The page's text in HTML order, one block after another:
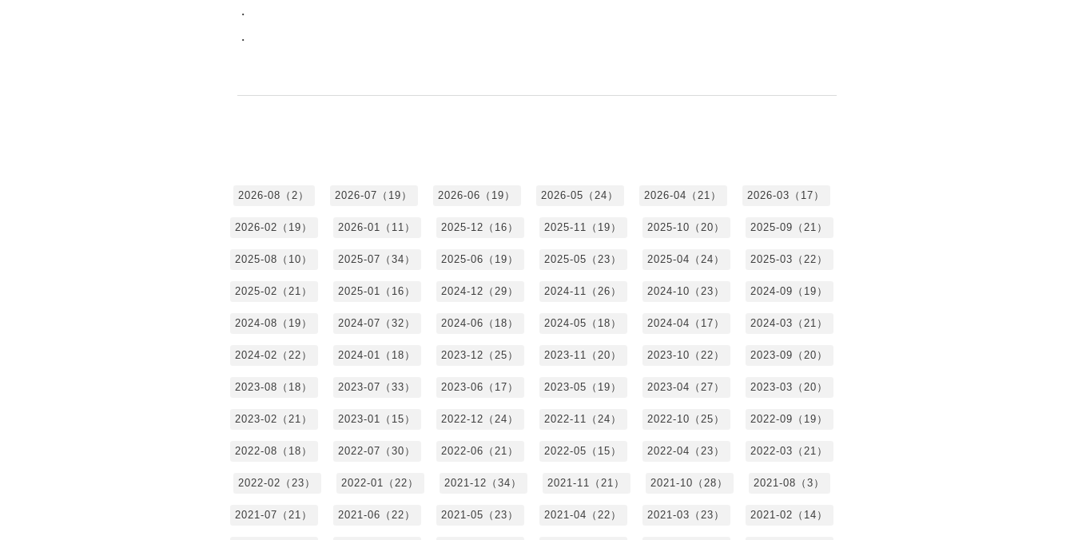
・
・
2026-08（2） 2026-07（19） 2026-06（19） 2026-05（24） 2026-04（21） 2026-03（17）
2026-02（19） 2026-01（11） 2025-12（16） 2025-11（19） 2025-10（20） 2025-09（21）
2025-08（10） 2025-07（34） 2025-06（19） 2025-05（23） 2025-04（24） 2025-03（22）
2025-02（21） 2025-01（16） 2024-12（29） 2024-11（26） 2024-10（23） 2024-09（19）
2024-08（19） 2024-07（32） 2024-06（18） 2024-05（18） 2024-04（17） 2024-03（21）
2024-02（22） 2024-01（18） 2023-12（25） 2023-11（20） 2023-10（22） 2023-09（20）
2023-08（18） 2023-07（33） 2023-06（17） 2023-05（19） 2023-04（27） 2023-03（20）
2023-02（21） 2023-01（15） 2022-12（24） 2022-11（24） 2022-10（25） 2022-09（19）
2022-08（18） 2022-07（30） 2022-06（21） 2022-05（15） 2022-04（23） 2022-03（21）
2022-02（23） 2022-01（22） 2021-12（34） 2021-11（21） 2021-10（28） 2021-08（3）
2021-07（21） 2021-06（22） 2021-05（23） 2021-04（22） 2021-03（23） 2021-02（14）